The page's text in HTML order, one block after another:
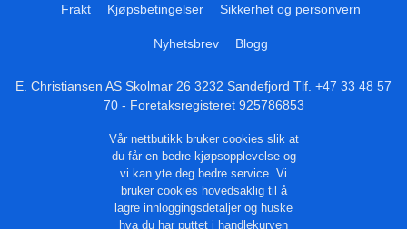
Frakt Kjøpsbetingelser Sikkerhet og personvern
Nyhetsbrev Blogg
E. Christiansen AS Skolmar 26 3232 Sandefjord Tlf. +47 33 48 57
70- Foretaksregisteret 925786853
Vår nettbutikk bruker cookies slik at
du får en bedre kjøpsopplevelse og
vi kan yte deg bedre service. Vi
bruker cookies hovedsaklig til å
lagre innloggingsdetaljer og huske
hva du har puttet i handlekurven